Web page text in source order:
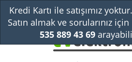
Kredi Kartı ile satışımız
Satın almak ve sorularınız için
535 889 43 69